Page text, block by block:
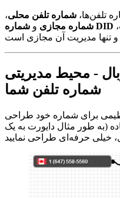
تلفن‌ها، شماره تلفن محلی،
شماره مجازی و شماره DID
- محیط مدیریتی
شماره تلفن شما
برای شماره خود طراحی
(به طور مثال دایورت به یک